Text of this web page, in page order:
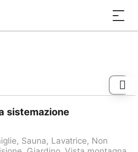
costruita nel 1971.
tranquilla in una zona
traffico limitato, a 600 m dal lago,
sistemazione
Sauna, Lavatrice, Non